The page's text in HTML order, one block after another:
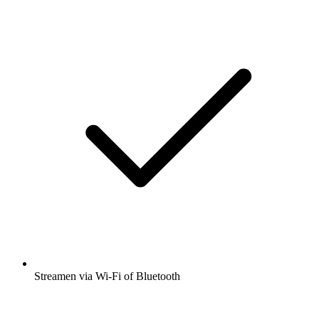
Streamen via Wi-Fi of Bluetooth